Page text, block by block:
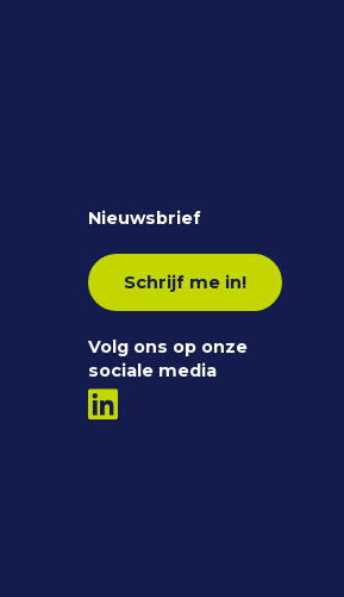
Nieuwsbrief
Schrijf me in!
Volg ons op onze
sociale media